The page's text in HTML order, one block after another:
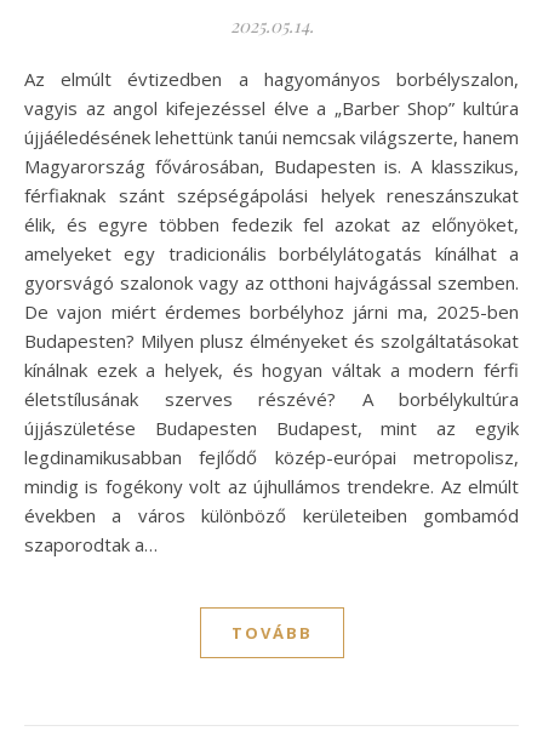
2025.05.14.
Az elmúlt évtizedben a hagyományos borbélyszalon,
vagyis az angol kifejezéssel élve a „Barber Shop” kultúra
újjáéledésének lehettünk tanúi nemcsak világszerte, hanem
Magyarország fővárosában, Budapesten is. A klasszikus,
férfiaknak szánt szépségápolási helyek reneszánszukat
élik, és egyre többen fedezik fel azokat az előnyöket,
amelyeket egy tradicionális borbélylátogatás kínálhat a
gyorsvágó szalonok vagy az otthoni hajvágással szemben.
De vajon miért érdemes borbélyhoz járni ma, 2025-ben
Budapesten? Milyen plusz élményeket és szolgáltatásokat
kínálnak ezek a helyek, és hogyan váltak a modern férfi
életstílusának szerves részévé? A borbélykultúra
újjászületése Budapesten Budapest, mint az egyik
legdinamikusabban fejlődő közép-európai metropolisz,
mindig is fogékony volt az újhullámos trendekre. Az elmúlt
években a város különböző kerületeiben gombamód
szaporodtak a…
TOVÁBB